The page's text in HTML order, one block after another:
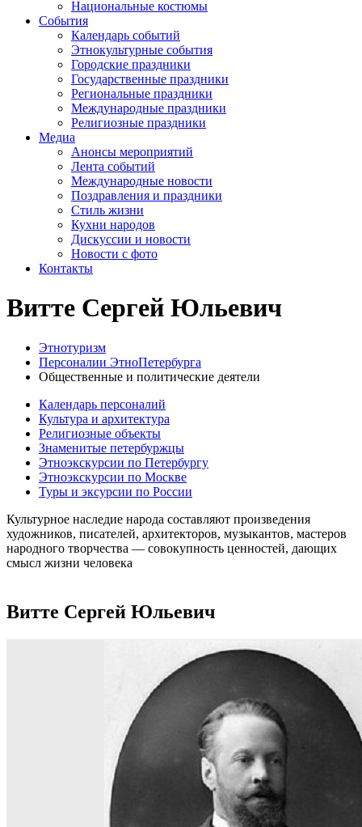
Национальные костюмы
События
Календарь событий
Этнокультурные события
Городские праздники
Государственные праздники
Региональные праздники
Международные праздники
Религиозные праздники
Медиа
Анонсы мероприятий
Лента событий
Международные новости
Поздравления и праздники
Cтиль жизни
Кухни народов
Дискуссии и новости
Новости с фото
Контакты
Витте Сергей Юльевич
Этнотуризм
Персоналии ЭтноПетербурга
Общественные и политические деятели
Календарь персоналий
Культура и архитектура
Религиозные объекты
Знаменитые петербуржцы
Этноэкскурсии по Петербургу
Этноэкскурсии по Москве
Туры и эксурсии по России
Культурное наследие народа составляют произведения
художников, писателей, архитекторов, музыкантов, мастеров
народного творчества ― совокупность ценностей, дающих
смысл жизни человека
Витте Сергей Юльевич